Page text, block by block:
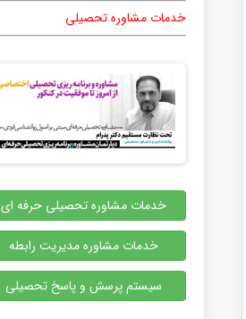
خدمات مشاوره تحصیلی
خدمات مشاوره تحصیلی حرفه ای
خدمات مشاوره مدیریت رابطه
سیستم پرسش و پاسخ تحصیلی